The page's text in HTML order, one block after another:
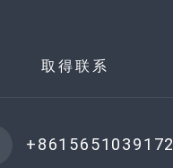
取得联系
+8615651039172